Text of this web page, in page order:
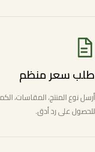
طلب سعر منظم
أرسل نوع المنتج، المقاسات،
للحصول على رد أدق.